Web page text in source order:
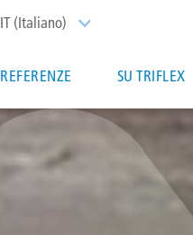
IT (Italiano) List additional actions
REFERENZE SU TRIFLEX